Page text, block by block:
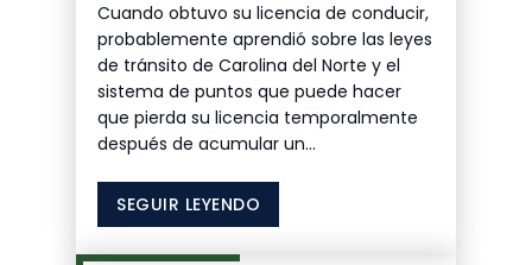
Cuando obtuvo su licencia de conducir,
probablemente aprendió sobre las leyes
de tránsito de Carolina del Norte y el
sistema de puntos que puede hacer
que pierda su licencia temporalmente
después de acumular un...
SEGUIR LEYENDO